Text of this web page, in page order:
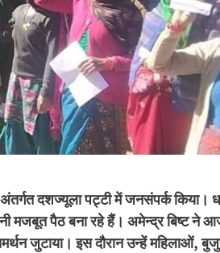
दशज्यूला पट्टी में जनसंपर्क किया।
मजबूत पैठ बना रहे हैं। अमेन्द्र बिष्ट ने
जुटाया। इस दौरान उन्हें महिलाओं,